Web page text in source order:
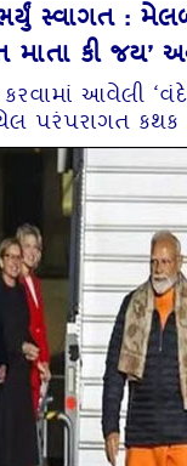
સ્વાગત :
માતા કી જય’
કરવામાં આવેલી
પરંપરાગત